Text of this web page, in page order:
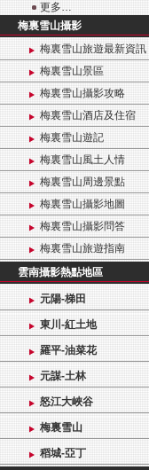
更多…
梅裏雪山攝影
梅裏雪山旅遊最新資訊
梅裏雪山景區
梅裏雪山攝影攻略
梅裏雪山酒店及住宿
梅裏雪山遊記
梅裏雪山風土人情
梅裏雪山周邊景點
梅裏雪山攝影地圖
梅裏雪山攝影問答
梅裏雪山旅遊指南
雲南攝影熱點地區
元陽-梯田
東川-紅土地
羅平-油菜花
元謀-土林
怒江大峽谷
梅裏雪山
稻城-亞丁